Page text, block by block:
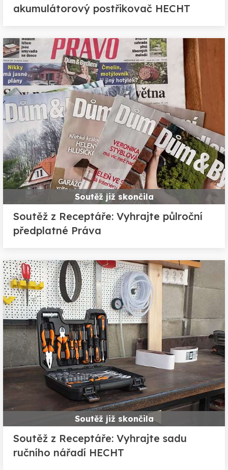
akumulátorový postřikovač HECHT
Soutěž již skončila
Soutěž z Receptáře: Vyhrajte půlroční
předplatné Práva
Soutěž již skončila
Soutěž z Receptáře: Vyhrajte sadu
ručního nářadí HECHT